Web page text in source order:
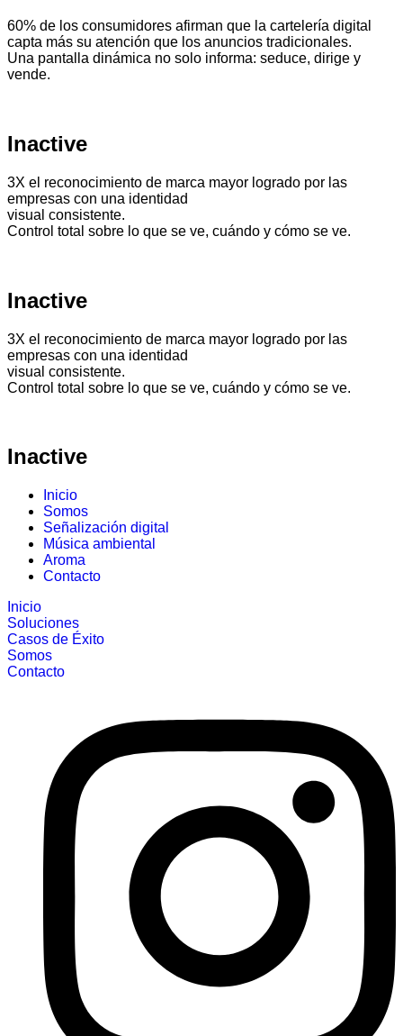
60% de los consumidores afirman que la cartelería digital
capta más su atención que los anuncios tradicionales.
Una pantalla dinámica no solo informa: seduce, dirige y
vende.
Inactive
3X el reconocimiento de marca mayor logrado por las
empresas con una identidad
visual consistente.
Control total sobre lo que se ve, cuándo y cómo se ve.
Inactive
3X el reconocimiento de marca mayor logrado por las
empresas con una identidad
visual consistente.
Control total sobre lo que se ve, cuándo y cómo se ve.
Inactive
Inicio
Somos
Señalización digital
Música ambiental
Aroma
Contacto
Inicio
Soluciones
Casos de Éxito
Somos
Contacto